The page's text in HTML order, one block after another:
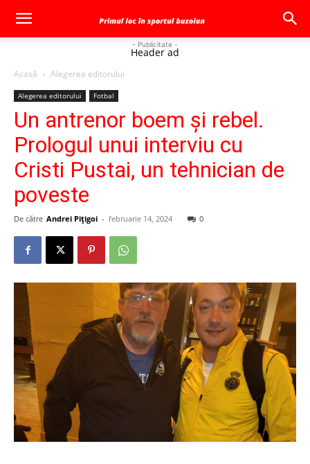
- Publicitate -
Header ad
Acasă Alegerea editorului
Alegerea editorului Fotbal
Un antrenor boem şi rebel.
Prologul unui interviu cu
Cristi Pustai, un tehnician de
poveste
De către Andrei Pițigoi - februarie 14, 2024 0